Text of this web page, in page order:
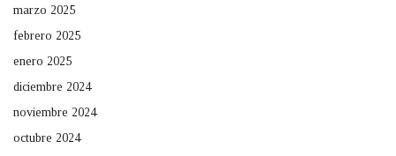
marzo 2025
febrero 2025
enero 2025
diciembre 2024
noviembre 2024
octubre 2024